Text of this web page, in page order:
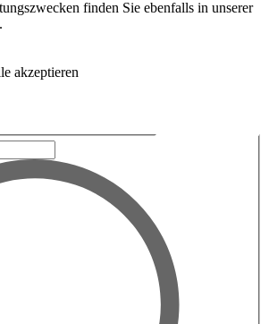
finden Sie ebenfalls in unserer
akzeptieren